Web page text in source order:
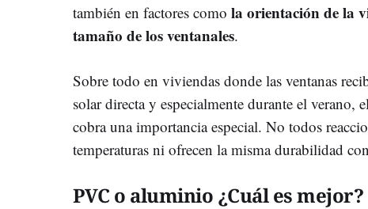
también en factores como la orientación de la
tamaño de los ventanales.
Sobre todo en viviendas donde las ventanas
solar directa y especialmente durante el verano,
cobra una importancia especial. No todos
temperaturas ni ofrecen la misma durabilidad
PVC o aluminio ¿Cuál es mejor?